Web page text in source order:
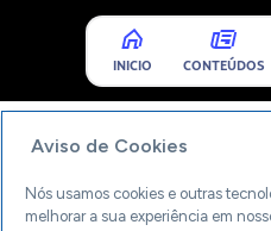
INICIO CONTEÚDOS
Aviso de Cookies
Nós usamos cookies e outras
melhorar a sua experiência em